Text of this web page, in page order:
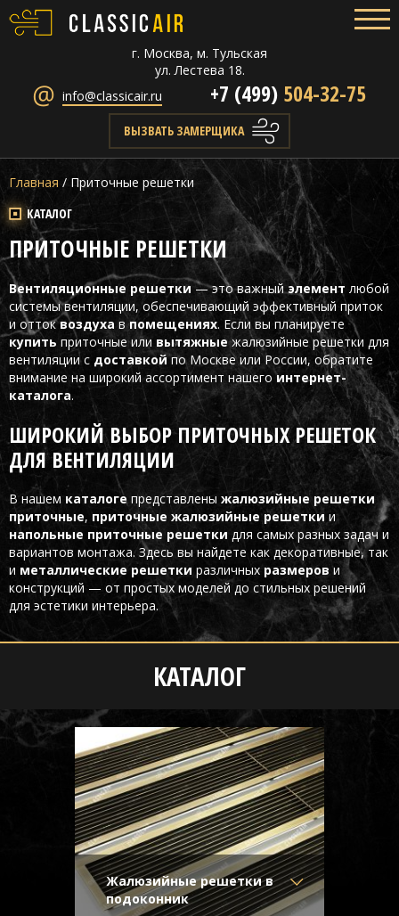
г. Москва, м. Тульская
ул. Лестева 18.
info@classicair.ru
+7 (499) 504-32-75
ВЫЗВАТЬ ЗАМЕРЩИКА
Главная / Приточные решетки
КАТАЛОГ
ПРИТОЧНЫЕ РЕШЕТКИ
Вентиляционные решетки — это важныйэлемент любой
системы вентиляции, обеспечивающий эффективный приток
и оттоквоздуха впомещениях. Если вы планируете
купить приточные или вытяжныежалюзийные решетки для
вентиляции с доставкойпо Москве или России, обратите
внимание на широкий ассортимент нашегоинтернет-
каталога.
ШИРОКИЙ ВЫБОР ПРИТОЧНЫХ РЕШЕТОК
ДЛЯ ВЕНТИЛЯЦИИ
В нашем каталоге представлены жалюзийные решетки
приточные, приточные жалюзийные решетки и
напольные приточные решетки для самых разных задач и
вариантов монтажа. Здесь вы найдете как декоративные, так
и металлические решетки различных размеров и
конструкций — от простых моделей до стильных решений
для эстетики интерьера.
КАТАЛОГ
Жалюзийные решетки в
подоконник